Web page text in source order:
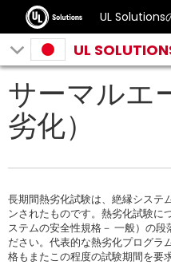
UL Solutions
UL
サーマルエ
劣化）
長期間熱劣化試験は、絶縁システ
ンされたものです。熱劣化試験に
ステムの安全性規格－ 一般）の段
ださい。代表的な熱劣化プログラ
格もまたこの程度の試験期間を要